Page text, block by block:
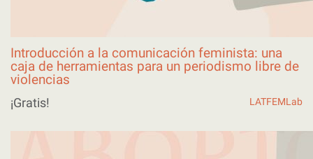
Introducción a la comunicación feminista: una
caja de herramientas para un periodismo libre de
violencias
¡Gratis! LATFEMLab